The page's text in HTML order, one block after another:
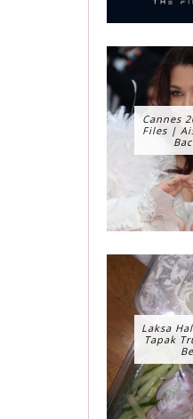
Cannes
Files |
Laksa
Tapak